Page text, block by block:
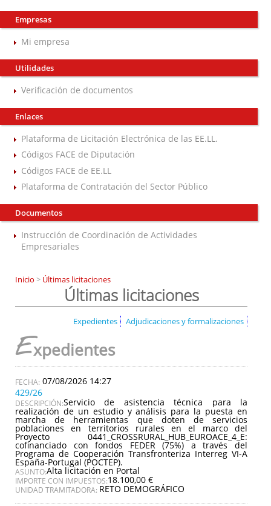
Empresas
Mi empresa
Utilidades
Verificación de documentos
Enlaces
Plataforma de Licitación Electrónica de las EE.LL.
Códigos FACE de Diputación
Códigos FACE de EE.LL
Plataforma de Contratación del Sector Público
Documentos
Instrucción de Coordinación de Actividades
Empresariales
Inicio > Últimas licitaciones
Últimas licitaciones
Expedientes Adjudicaciones y formalizaciones
Expedientes
07/08/2026 14:27
429/26
DESCRIPCIÓN:Servicio de asistencia técnica para la
realización de un estudio y análisis para la puesta en
marcha de herramientas que doten de servicios
poblaciones en territorios rurales en el marco del
Proyecto 0441_CROSSRURAL_HUB_EUROACE_4_E:
cofinanciado con fondos FEDER (75%) a través del
Programa de Cooperación Transfronteriza Interreg VI-A
España-Portugal (POCTEP).
ASUNTO:Alta licitación en Portal
IMPORTE CON IMPUESTOS:18.100,00 €
UNIDAD TRAMITADORA: RETO DEMOGRÁFICO